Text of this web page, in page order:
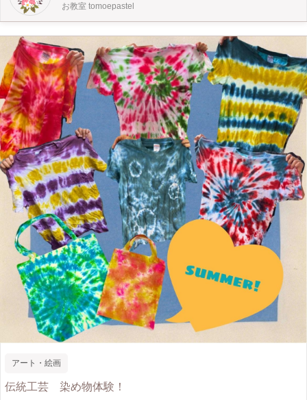
800円・当日現金） ＝＝＝＝＝＝＝＝＝＝＝＝＝＝＝＝＝＝＝＝＝＝＝ 対象年
齢：３歳（年少）〜小学生 日時： 2026年7月22日(水) 11:00〜12:00 2026年8月
あれば当日参加も可能です。 料金： 1枚 800円 場所：ひとつうえの塾 東京都大
田区上池台１丁目１３−４ 関口ビル１F （東急池上線 長原駅 徒歩1分） ＝＝＝＝
＝＝＝＝＝＝＝＝＝＝＝＝＝＝＝＝＝＝＝
お教室 tomoepastel
アート・絵画
伝統工芸 染め物体験！